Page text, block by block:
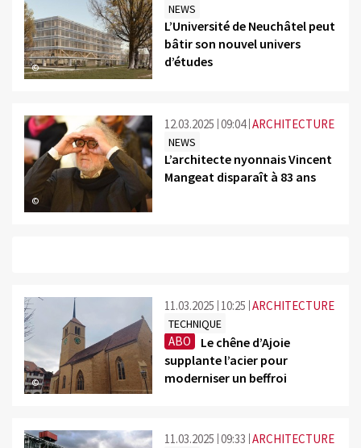
©
NEWS
L’Université de Neuchâtel peut
bâtir son nouvel univers
d’études
©
12.03.2025 09:04 ARCHITECTURE
NEWS
L’architecte nyonnais Vincent
Mangeat disparaît à 83 ans
©
11.03.2025 10:25 ARCHITECTURE
TECHNIQUE
ABO
Le chêne d’Ajoie
supplante l’acier pour
moderniser un beffroi
11.03.2025 09:33 ARCHITECTURE